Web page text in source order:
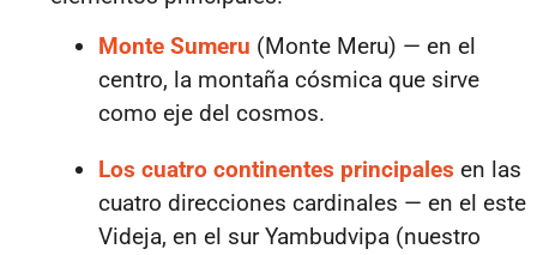
Monte Sumeru (Monte Meru) — en el
centro, la montaña cósmica que sirve
como eje del cosmos.
Los cuatro continentes principales en las
cuatro direcciones cardinales — en el este
Videja, en el sur Yambudvipa (nuestro